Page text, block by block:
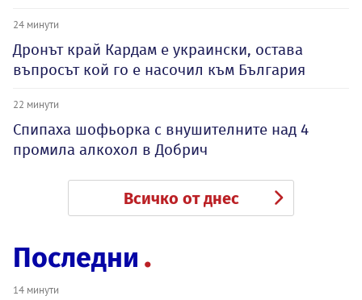
24 минути
Дронът край Кардам е украински, остава
въпросът кой го е насочил към България
22 минути
Спипаха шофьорка с внушителните над 4
промила алкохол в Добрич
Всичко от днес
Последни
14 минути